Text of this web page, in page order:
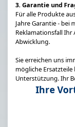
3. Garantie und
Für alle Produkte
Jahre Garantie - bei
Reklamationsfall
Abwicklung.
Sie erreichen uns
mögliche
Unterstützung. Ihr
Ihre